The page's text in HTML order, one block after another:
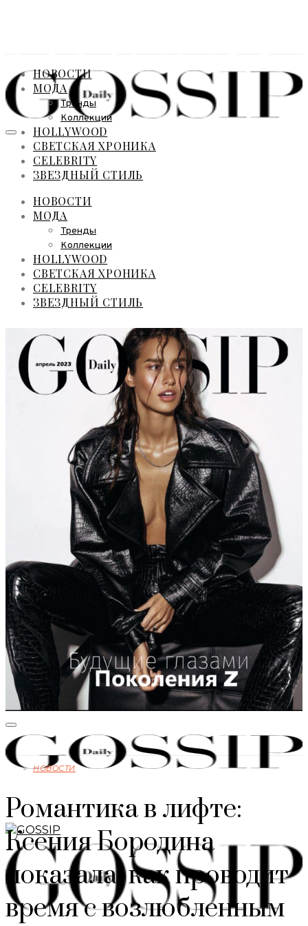
НОВОСТИ
МОДА
Тренды
Коллекции
HOLLYWOOD
СВЕТСКАЯ ХРОНИКА
CELEBRITY
ЗВЕЗДНЫЙ СТИЛЬ
НОВОСТИ
МОДА
Тренды
Коллекции
HOLLYWOOD
СВЕТСКАЯ ХРОНИКА
CELEBRITY
ЗВЕЗДНЫЙ СТИЛЬ
НОВОСТИ
Романтика в лифте:
Ксения Бородина
показала, как проводит
время с возлюбленным